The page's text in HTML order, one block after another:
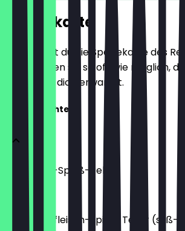
Speisekarte
Hier findest du die Speisekarte des
aktualisieren sie so oft wie möglich,
weißt, was dich erwartet.
Spießgerichte
Lammfilet-Spieß-Teller
Hähnchenfleisch-Spieß-Teller (süß-